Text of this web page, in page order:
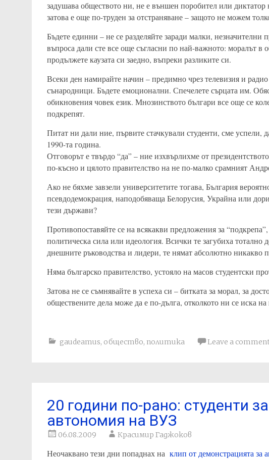
задушава обществото ни, не е външен поробител или
затова е още по-труден за отстраняване – защото не можем
Бъдете единни – не се разделяйте заради малки, незначителни
въпроса дали сте все още съгласни по най-важното: моралът в
продължете каузата си заедно, въпреки разликите си.
Всеки ден намирайте начин – предимно чрез телевизия и
сънародници. Бъдете емоционални. Спечелете сърцата им.
обикновения човек език. Мнозинството българи все още се
подкрепят.
Питат ни дали ние, първите стачкували студенти, сме успели,
1990-та година.
Отговорът е твърдо “да” – ние изхвърлихме от
по-късно и цялото правителство на не по-малко срамният
Ако не бяхме завзели университетите тогава, България
псевдодемокрация, наподобяваща Белорусия, Украйна или
тези държави?
Противопоставяйте се на всякакви предложения за
политическа сила или идеология. Всички те загубиха тотално
днешните ръководства и лидери, те нямат абсолютно никакво
Няма българско правителство, устояло на масов студентски
Затова не се съмнявайте в успеха си – битката за морал, за
обществените дела може да е по-дълга, отколкото ни се иска
gaudeamus, общество, политика Leave a
20 години по-рано: студенти
автономия на ВУЗ
06.08.2009 Красимир Гаджоков
Неочаквано тези дни попаднах на клип от демонстрацията за